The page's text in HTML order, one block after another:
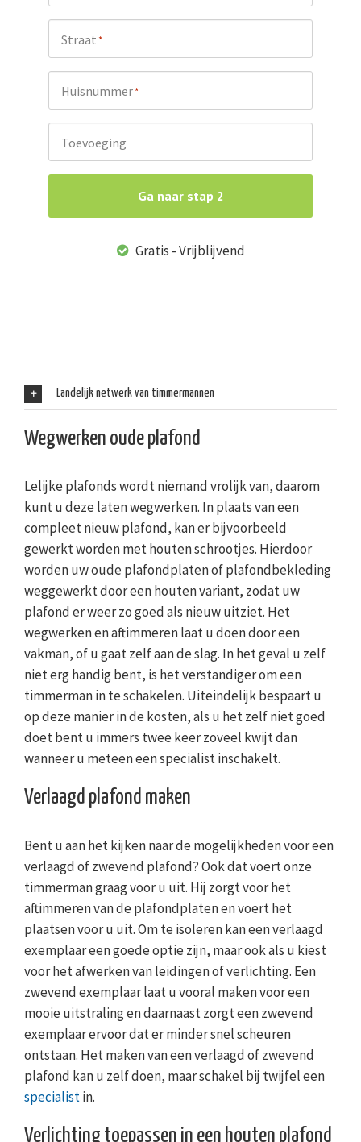
Straat*
Huisnummer*
Toevoeging
Ga naar stap 2
Gratis - Vrijblijvend
Landelijk netwerk van timmermannen
Wegwerken oude plafond
Lelijke plafonds wordt niemand vrolijk van, daarom
kunt u deze laten wegwerken. In plaats van een
compleet nieuw plafond, kan er bijvoorbeeld
gewerkt worden met houten schrootjes. Hierdoor
worden uw oude plafondplaten of plafondbekleding
weggewerkt door een houten variant, zodat uw
plafond er weer zo goed als nieuw uitziet. Het
wegwerken en aftimmeren laat u doen door een
vakman, of u gaat zelf aan de slag. In het geval u zelf
niet erg handig bent, is het verstandiger om een
timmerman in te schakelen. Uiteindelijk bespaart u
op deze manier in de kosten, als u het zelf niet goed
doet bent u immers twee keer zoveel kwijt dan
wanneer u meteen een specialist inschakelt.
Verlaagd plafond maken
Bent u aan het kijken naar de mogelijkheden voor een
verlaagd of zwevend plafond? Ook dat voert onze
timmerman graag voor u uit. Hij zorgt voor het
aftimmeren van de plafondplaten en voert het
plaatsen voor u uit. Om te isoleren kan een verlaagd
exemplaar een goede optie zijn, maar ook als u kiest
voor het afwerken van leidingen of verlichting. Een
zwevend exemplaar laat u vooral maken voor een
mooie uitstraling en daarnaast zorgt een zwevend
exemplaar ervoor dat er minder snel scheuren
ontstaan. Het maken van een verlaagd of zwevend
plafond kan u zelf doen, maar schakel bij twijfel een
specialistin.
Verlichting toepassen in een houten plafond